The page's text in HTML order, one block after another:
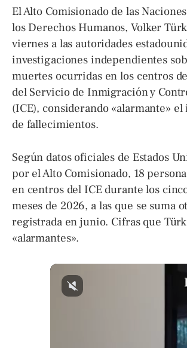
El Alto Comisionado de las
los Derechos Humanos, Volker
viernes a las autoridades
investigaciones independientes
muertes ocurridas en los centros
del Servicio de Inmigración y
(ICE), considerando «alarmante»
de fallecimientos.
Según datos oficiales de Estados
por el Alto Comisionado, 18
en centros del ICE durante los
meses de 2026, a las que se suma
registrada en junio. Cifras que
«alarmantes».